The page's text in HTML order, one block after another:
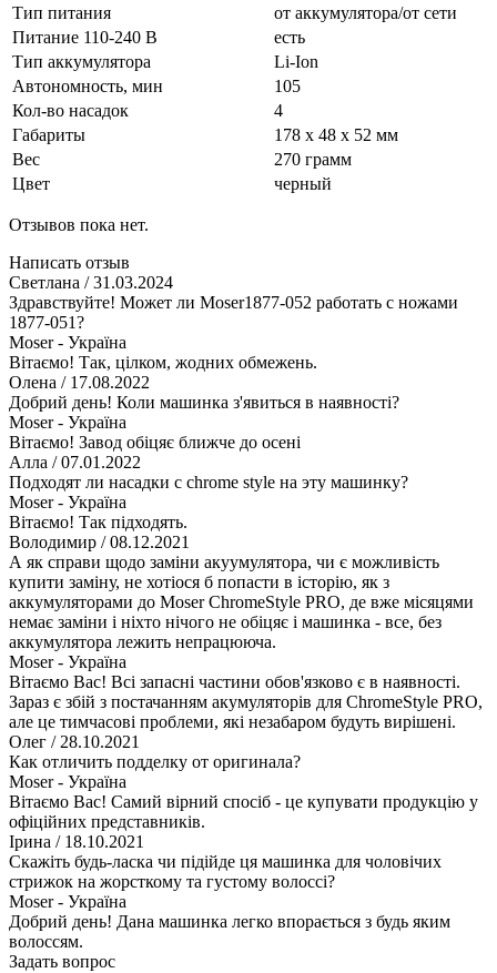
Тип питания
от аккумулятора/от сети
Питание 110-240 В
есть
Тип аккумулятора
Li-Ion
Автономность, мин
105
Кол-во насадок
4
Габариты
178 x 48 x 52 мм
Вес
270 грамм
Цвет
черный
Отзывов пока нет.
Написать отзыв
Светлана / 31.03.2024
Здравствуйте! Может ли Мoser1877-052 работать с ножами
1877-051?
Moser - Україна
Вітаємо! Так, цілком, жодних обмежень.
Олена / 17.08.2022
Добрий день! Коли машинка з'явиться в наявності?
Moser - Україна
Вітаємо! Завод обіцяє ближче до осені
Алла / 07.01.2022
Подходят ли насадки с chrome style на эту машинку?
Moser - Україна
Вітаємо! Так підходять.
Володимир / 08.12.2021
А як справи щодо заміни акуумулятора, чи є можливість
купити заміну, не хотіося б попасти в історію, як з
аккумуляторами до Moser ChromeStyle PRO, де вже місяцями
немає заміни і ніхто нічого не обіцяє і машинка - все, без
аккумулятора лежить непрацююча.
Moser - Україна
Вітаємо Вас! Всі запасні частини обов'язково є в наявності.
Зараз є збій з постачанням акумуляторів для ChromeStyle PRO,
але це тимчасові проблеми, які незабаром будуть вирішені.
Олег / 28.10.2021
Как отличить подделку от оригинала?
Moser - Україна
Вітаємо Вас! Самий вірний спосіб - це купувати продукцію у
офіційних представників.
Ірина / 18.10.2021
Скажіть будь-ласка чи підійде ця машинка для чоловічих
стрижок на жорсткому та густому волоссі?
Moser - Україна
Добрий день! Дана машинка легко впорається з будь яким
волоссям.
Задать вопрос